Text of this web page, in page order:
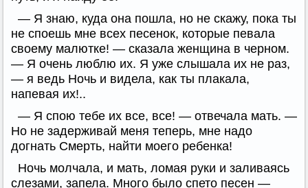
— Я знаю, куда она пошла, но не скажу, пока ты
не споешь мне всех песенок, которые певала
своему малютке! — сказала женщина в черном.
— Я очень люблю их. Я уже слышала их не раз,
— я ведь Ночь и видела, как ты плакала,
напевая их!..
— Я спою тебе их все, все! — отвечала мать. —
Но не задерживай меня теперь, мне надо
догнать Смерть, найти моего ребенка!
Ночь молчала, и мать, ломая руки и заливаясь
слезами, запела. Много было спето песен —